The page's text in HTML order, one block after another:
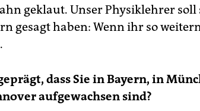
geklaut. Unser Physiklehrer
gesagt haben: Wenn ihr so
dass Sie in Bayern, in
aufgewachsen sind?